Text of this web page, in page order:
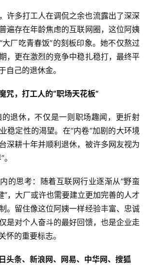
许多打工人在调侃之余也流露出了深深
遍存在年龄焦虑的互联网圈，这位阿姨
大厂吃青春饭”的刻板印象。她不仅熬过
，更在激烈的竞争中稳扎稳打，最终平
自己的退休金。
咒，打工人的“职场天花板”
退休，不仅是一则职场趣闻，更折射
稳定性的渴望。在“内卷”加剧的大环境
深耕十年并顺利退休，被许多网友视为
的思考：随着互联网行业逐渐从“野蛮
”，大厂或许也需要建立更加完善的人才
。留住像这位阿姨一样经验丰富、忠诚
是对个人奋斗的最好回馈，也是企业走
怀的重要标志。
头条、新浪网、网易、中华网、搜狐